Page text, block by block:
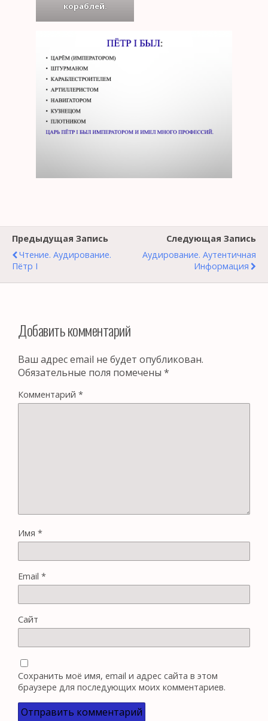
кораблей.
Предыдущая Запись
Чтение. Аудирование.
Пётр I
Следующая Запись
Аудирование. Аутентичная
Информация
Добавить комментарий
Ваш адрес email не будет опубликован.
Обязательные поля помечены *
Комментарий *
Имя *
Email *
Сайт
Сохранить моё имя, email и адрес сайта в этом
браузере для последующих моих комментариев.